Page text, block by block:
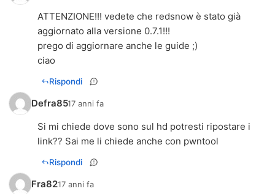
ATTENZIONE!!! vedete che redsnow è stato già
aggiornato alla versione 0.7.1!!!
prego di aggiornare anche le guide ;)
ciao
Rispondi
Defra8517 anni fa
Si mi chiede dove sono sul hd potresti ripostare i
link?? Sai me li chiede anche con pwntool
Rispondi
Fra8217 anni fa